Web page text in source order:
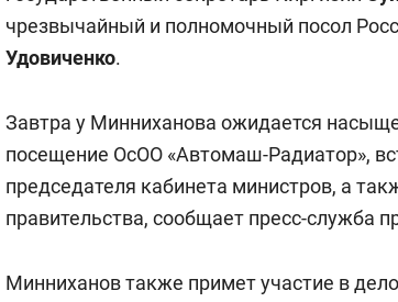
чрезвычайный и полномочный посол
Удовиченко.
Завтра у Минниханова ожидается
посещение ОсОО «Автомаш-Радиатор»,
председателя кабинета министров, а
правительства, сообщает пресс-служба
Минниханов также примет участие в
ГРУПП» и ВТБ
оазис жилого
под Казанью
ID вместо
безопасность